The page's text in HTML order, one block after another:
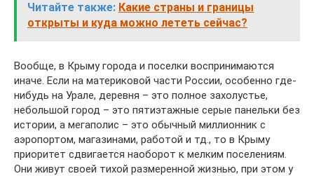
Читайте также: Какие страны и границы
открыты и куда можно лететь сейчас?
Вообще, в Крыму города и поселки воспринимаются
иначе. Если на материковой части России, особенно где-
нибудь на Урале, деревня – это полное захолустье,
небольшой город – это пятиэтажные серые панельки без
истории, а мегаполис – это обычный миллионник с
аэропортом, магазинами, работой и тд., то в Крыму
приоритет сдвигается наоборот к мелким поселениям.
Они живут своей тихой размеренной жизнью, при этом у